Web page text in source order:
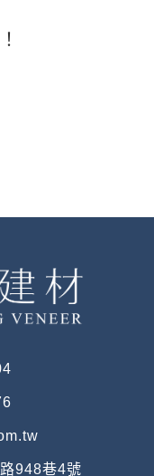
948巷4號